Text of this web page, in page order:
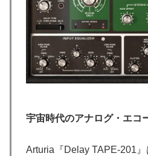
宇宙時代のアナログ・エコ
Arturia『Delay TAPE-201